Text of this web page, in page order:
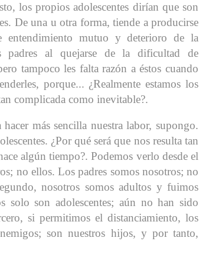
los propios adolescentes dirían que son
De una u otra forma, tiende a producirse
entendimiento mutuo y deterioro de la
al quejarse de la dificultad de
tampoco les falta razón a éstos cuando
porque... ¿Realmente estamos los
complicada como inevitable?.
más sencilla nuestra labor, supongo.
¿Por qué será que nos resulta tan
algún tiempo?. Podemos verlo desde el
no ellos. Los padres somos nosotros; no
nosotros somos adultos y fuimos
solo son adolescentes; aún no han sido
si permitimos el distanciamiento, los
son nuestros hijos, y por tanto,